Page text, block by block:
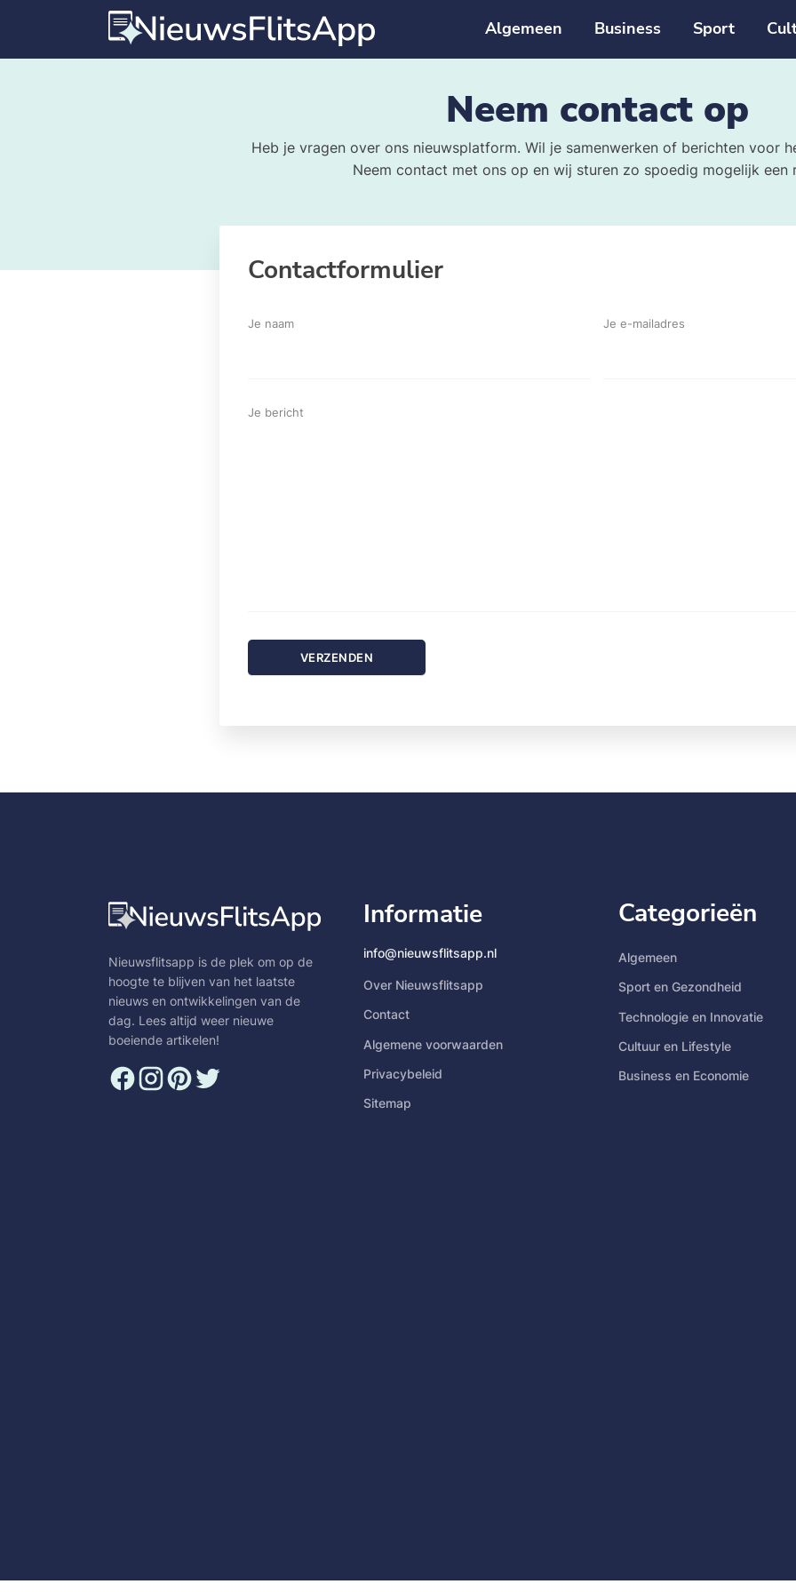
Algemeen Business Sport
Neem contact op
Heb je vragen over ons nieuwsplatform. Wil je samenwerken of berichten voor
Neem contact met ons op en wij sturen zo spoedig mogelijk een
Contactformulier
Je naam Je e-mailadres
Je bericht
Nieuwsflitsapp is de plek om op de
hoogte te blijven van het laatste
nieuws en ontwikkelingen van de
dag. Lees altijd weer nieuwe
boeiende artikelen!
Informatie
info@nieuwsflitsapp.nl
Over Nieuwsflitsapp
Contact
Algemene voorwaarden
Privacybeleid
Sitemap
Categorieën
Algemeen
Sport en Gezondheid
Technologie en Innovatie
Cultuur en Lifestyle
Business en Economie